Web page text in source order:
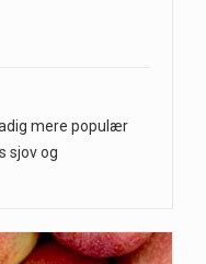
mere populær
sjov og